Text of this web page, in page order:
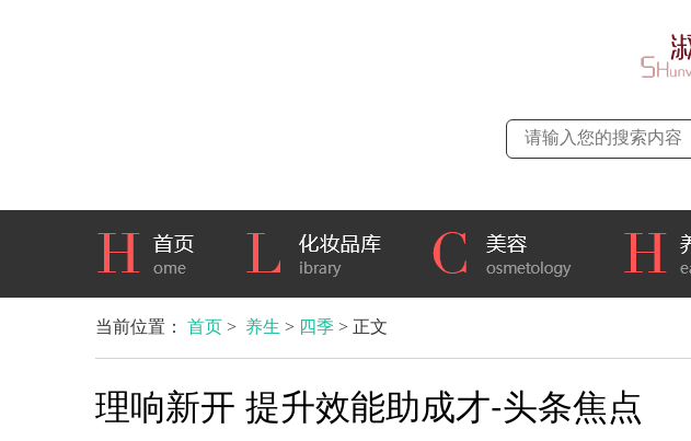
当前位置： 首页 > 养生 > 四季 > 正文
理响新开 提升效能助成才-头条焦点